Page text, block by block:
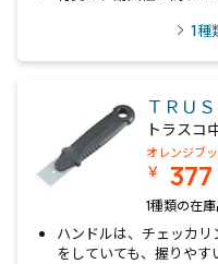
1種
ＴＲＵ
トラスコ
オレンジブ
￥ 377
1種類の在
ハンドルは、チェッカ
をしていても、握りやす